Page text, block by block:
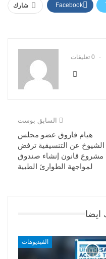
شارك Facebook
0 تعليقات
السابق بوست
هيام فاروق عضو مجلس
الشيوخ عن التنسيقية ترفض
مشروع قانون إنشاء صندوق
لمواجهة الطوارئ الطبية
ايضا
الفيديوهات